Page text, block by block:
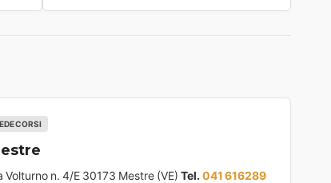
CORSI
Volturno n. 4/E 30173 Mestre (VE) Tel. 041 616289